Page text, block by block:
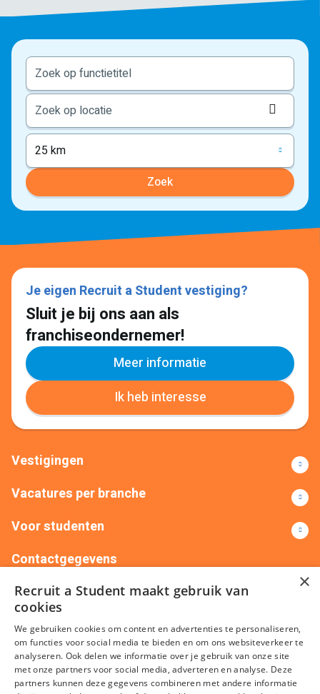
25 km
Zoek
Je eigen Recruit a Student vestiging?
Sluit je bij ons aan als
franchiseondernemer!
Meer informatie
Ik heb interesse
Vestigingen
Vacatures per branche
Voor studenten
Contactgegevens
+31(0)88 522 00 76
info@recruitastudent.nl
Alle vestigingen
×
Recruit a Student maakt gebruik van
cookies
We gebruiken cookies om content en advertenties te personaliseren,
om functies voor social media te bieden en om ons websiteverkeer te
analyseren. Ook delen we informatie over je gebruik van onze site
met onze partners voor social media, adverteren en analyse. Deze
partners kunnen deze gegevens combineren met andere informatie